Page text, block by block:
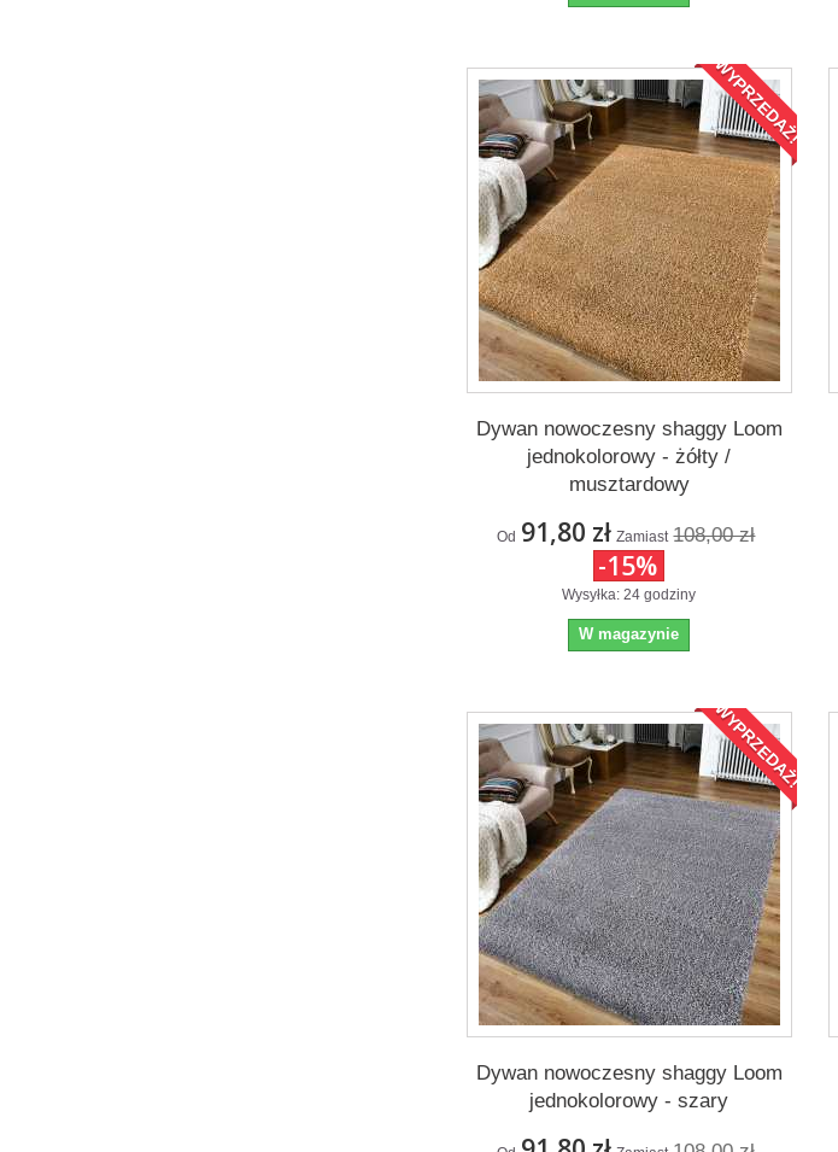
WYPRZEDAŻ!
Dywan nowoczesny shaggy Loom
jednokolorowy - żółty /
musztardowy
Od 91,80 zł Zamiast 108,00 zł
-15%
Wysyłka: 24 godziny
W magazynie
WYPRZEDAŻ!
Dywan nowoczesny shaggy Loom
jednokolorowy - szary